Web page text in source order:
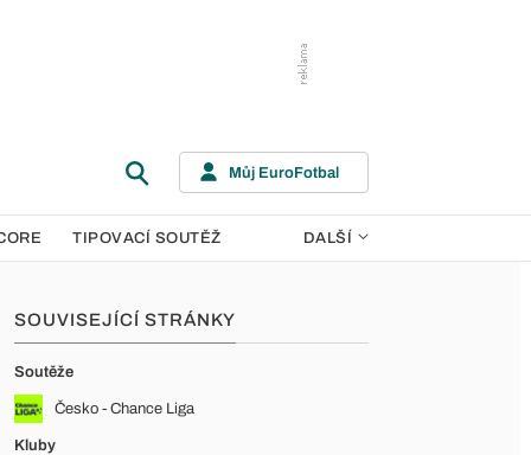
Můj EuroFotbal
TIPOVACÍ SOUTĚŽ DALŠÍ
SOUVISEJÍCÍ STRÁNKY
Soutěže
Česko - Chance Liga
Kluby